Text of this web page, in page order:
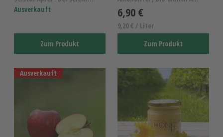
Ausverkauft
Zum Produkt
6,90 €
9,20 € / Liter
Zum Produkt
Ausverkauft